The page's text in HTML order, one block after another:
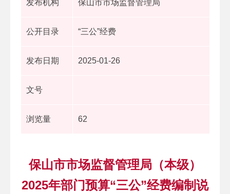
发布机构 保山市市场监督管理局
公开目录 “三公”经费
发布日期 2025-01-26
文号
浏览量 62
保山市市场监督管理局（本级）
2025年部门预算“三公”经费编制说